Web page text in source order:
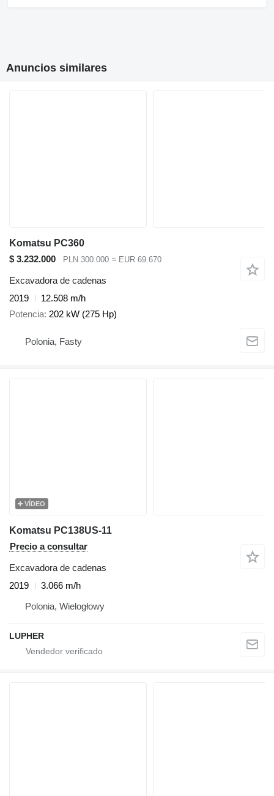
Anuncios similares
Komatsu PC360
$ 3.232.000
PLN 300.000 ≈ EUR 69.670
Excavadora de cadenas
2019
12.508 m/h
Potencia 202 kW (275 Hp)
Polonia, Fasty
VÍDEO
Komatsu PC138US-11
Precio a consultar
Excavadora de cadenas
2019
3.066 m/h
Polonia, Wielogłowy
LUPHER